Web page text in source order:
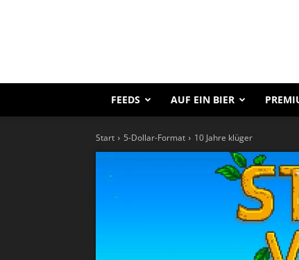
FEEDS AUF EIN BIER
Start 5-Dollar-Format 10 Jahre klüger